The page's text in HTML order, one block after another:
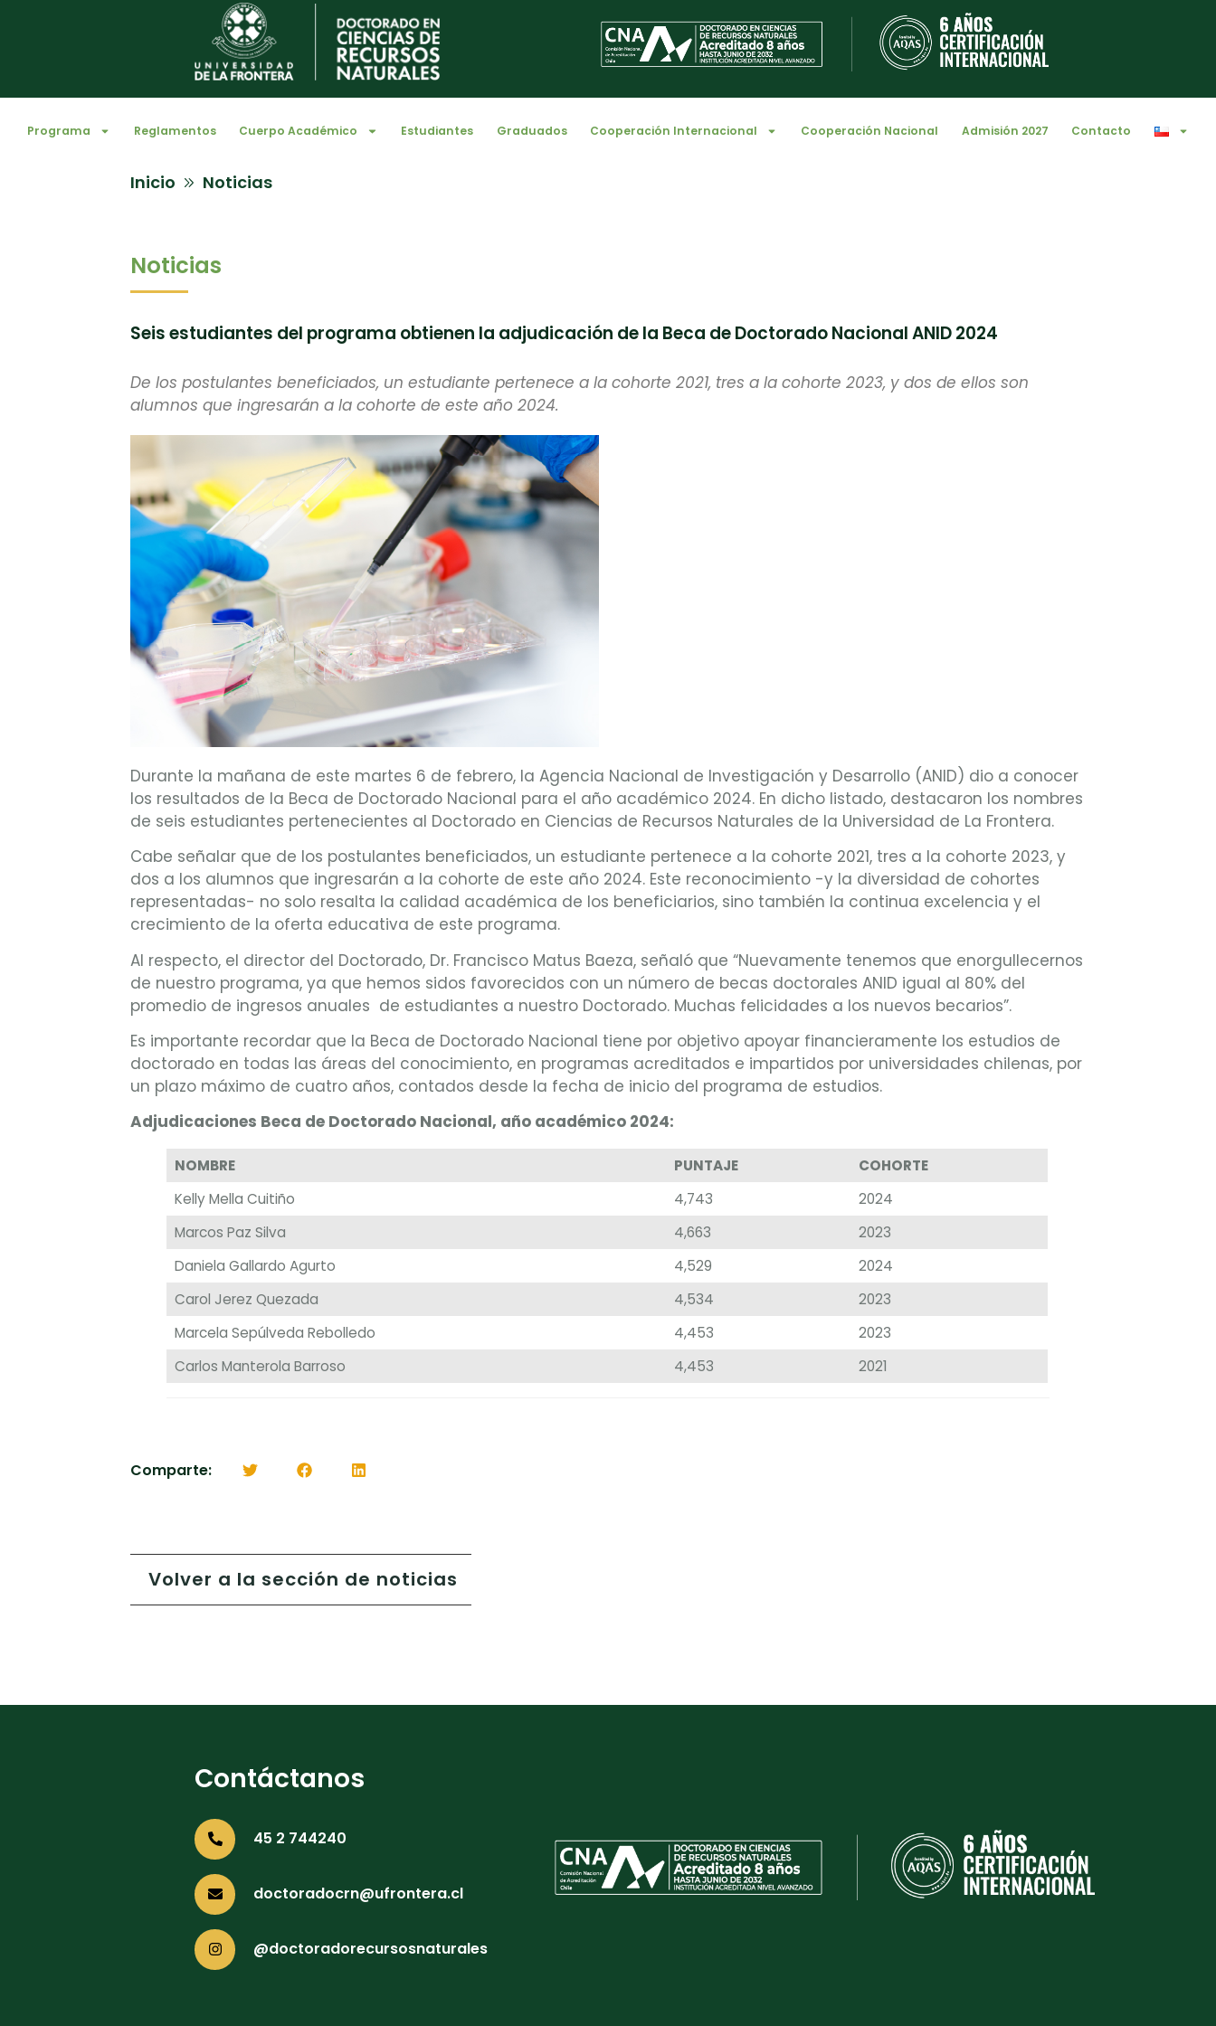
Programa Reglamentos Cuerpo Académico Estudiantes Graduados Cooperación Internacional Cooperación Nacional Admisión 2027 Contacto
Inicio Noticias
Noticias
Seis estudiantes del programa obtienen la adjudicación de la Beca de Doctorado Nacional ANID 2024
De los postulantes beneficiados, un estudiante pertenece a la cohorte 2021, tres a la cohorte 2023, y dos de ellos son
alumnos que ingresarán a la cohorte de este año 2024.
Durante la mañana de este martes 6 de febrero, la Agencia Nacional de Investigación y Desarrollo (ANID) dio a conocer
los resultados de la Beca de Doctorado Nacional para el año académico 2024. En dicho listado, destacaron los nombres
de seis estudiantes pertenecientes al Doctorado en Ciencias de Recursos Naturales de la Universidad de La Frontera.
Cabe señalar que de los postulantes beneficiados, un estudiante pertenece a la cohorte 2021, tres a la cohorte 2023, y
dos a los alumnos que ingresarán a la cohorte de este año 2024. Este reconocimiento -y la diversidad de cohortes
representadas- no solo resalta la calidad académica de los beneficiarios, sino también la continua excelencia y el
crecimiento de la oferta educativa de este programa.
Al respecto, el director del Doctorado, Dr. Francisco Matus Baeza, señaló que “Nuevamente tenemos que enorgullecernos
de nuestro programa, ya que hemos sidos favorecidos con un número de becas doctorales ANID igual al 80% del
promedio de ingresos anuales de estudiantes a nuestro Doctorado. Muchas felicidades a los nuevos becarios”.
Es importante recordar que la Beca de Doctorado Nacional tiene por objetivo apoyar financieramente los estudios de
doctorado en todas las áreas del conocimiento, en programas acreditados e impartidos por universidades chilenas, por
un plazo máximo de cuatro años, contados desde la fecha de inicio del programa de estudios.
Adjudicaciones Beca de Doctorado Nacional, año académico 2024:
NOMBRE PUNTAJE
COHORTE
Kelly Mella Cuitiño
4,743
2024
Marcos Paz Silva
4,663
2023
Daniela Gallardo Agurto
4,529
2024
Carol Jerez Quezada
4,534
2023
Marcela Sepúlveda Rebolledo
4,453
2023
Carlos Manterola Barroso
4,453 2021
Comparte:
Volver a la sección de noticias
Contáctanos
45 2 744240
doctoradocrn@ufrontera.cl
@doctoradorecursosnaturales